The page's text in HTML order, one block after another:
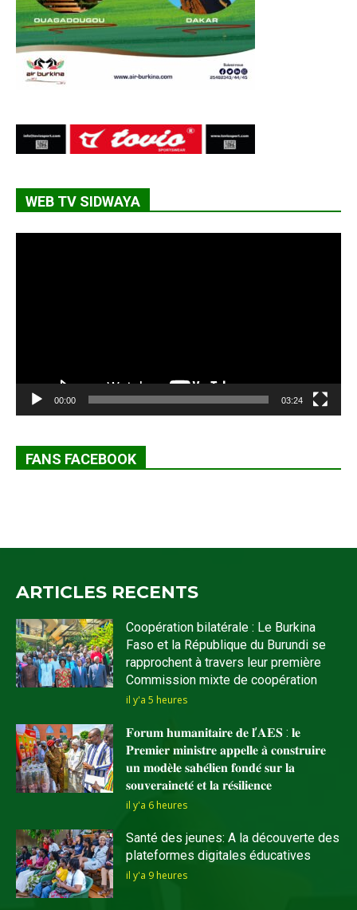
WEB TV SIDWAYA
00:00 03:24
FANS FACEBOOK
ARTICLES RECENTS
Coopération bilatérale : Le Burkina
Faso et la République du Burundi se
rapprochent à travers leur première
Commission mixte de coopération
il y'a 5 heures
𝐅𝐨𝐫𝐮𝐦 𝐡𝐮𝐦𝐚𝐧𝐢𝐭𝐚𝐢𝐫𝐞 𝐝𝐞 𝐥’𝐀𝐄𝐒 : 𝐥𝐞
𝐏𝐫𝐞𝐦𝐢𝐞𝐫 𝐦𝐢𝐧𝐢𝐬𝐭𝐫𝐞 𝐚𝐩𝐩𝐞𝐥𝐥𝐞 𝐚̀ 𝐜𝐨𝐧𝐬𝐭𝐫𝐮𝐢𝐫𝐞
𝐮𝐧 𝐦𝐨𝐝𝐞̀𝐥𝐞 𝐬𝐚𝐡𝐞́𝐥𝐢𝐞𝐧 𝐟𝐨𝐧𝐝𝐞́ 𝐬𝐮𝐫 𝐥𝐚
𝐬𝐨𝐮𝐯𝐞𝐫𝐚𝐢𝐧𝐞𝐭𝐞́ 𝐞𝐭 𝐥𝐚 𝐫𝐞́𝐬𝐢𝐥𝐢𝐞𝐧𝐜𝐞
il y'a 6 heures
Santé des jeunes: A la découverte des
plateformes digitales éducatives
il y'a 9 heures